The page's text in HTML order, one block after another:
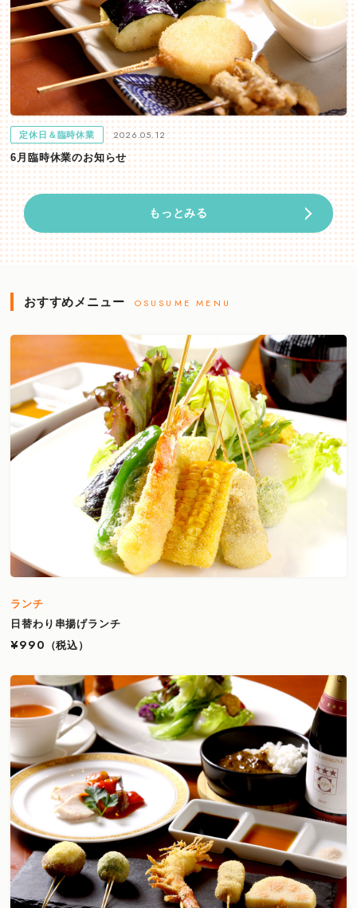
定休日＆臨時休業 2026.05.12
6月臨時休業のお知らせ
もっとみる
おすすめメニュー OSUSUME MENU
ランチ
日替わり串揚げランチ
¥990
（税込）